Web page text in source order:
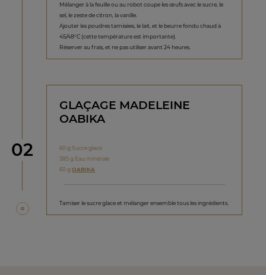
Mélanger à la feuille ou au robot coupe les œufs avec le sucre, le
sel, le zeste de citron, la vanille.
Ajouter les poudres tamisées, le lait, et le beurre fondu chaud à
45/48°C (cette température est importante).
Réserver au frais, et ne pas utiliser avant 24 heures.
étape
02
GLAÇAGE MADELEINE
OABIKA
60 g Sucre glace
385 g Eau minérale
60 gOABIKA
Tamiser le sucre glace et mélanger ensemble tous les ingrédients.